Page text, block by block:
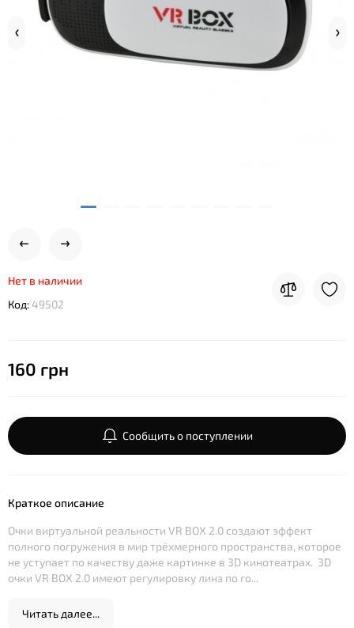
Нет в наличии
Код:49502
160 грн
Сообщить о поступлении
Краткое описание
Очки виртуальной реальности VR BOX 2.0 создают эффект
полного погружения в мир трёхмерного пространства, которое
не уступает по качеству даже картинке в 3D кинотеатрах. 3D
очки VR BOX 2.0 имеют регулировку линз по го...
Читать далее...